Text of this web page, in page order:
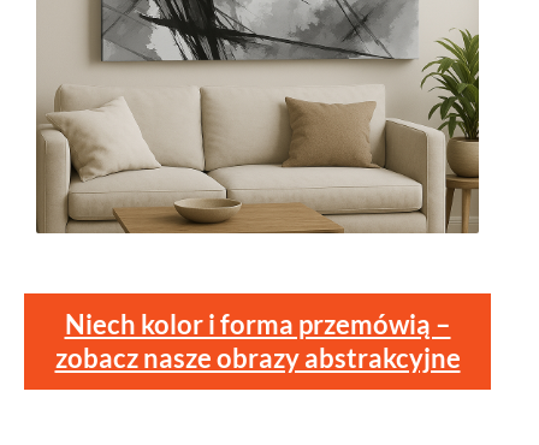
Niech kolor i forma przemówią –
zobacz nasze obrazy abstrakcyjne